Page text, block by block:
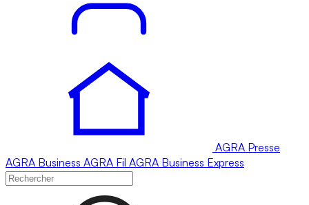
AGRA Presse
AGRA Business AGRA Fil AGRA Business Express